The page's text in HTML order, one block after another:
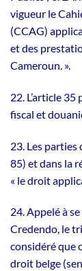
vigueur le
(CCAG)
et des
Cameroun. ».
22. L’article
fiscal et
23. Les parties
85) et dans la
« le droit
24. Appelé à
Credendo, le
considéré que
droit belge